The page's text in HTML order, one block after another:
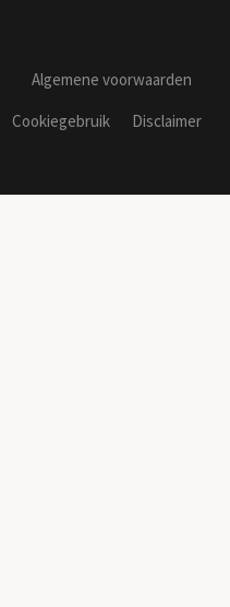
Algemene voorwaarden
Cookiegebruik
Disclaimer